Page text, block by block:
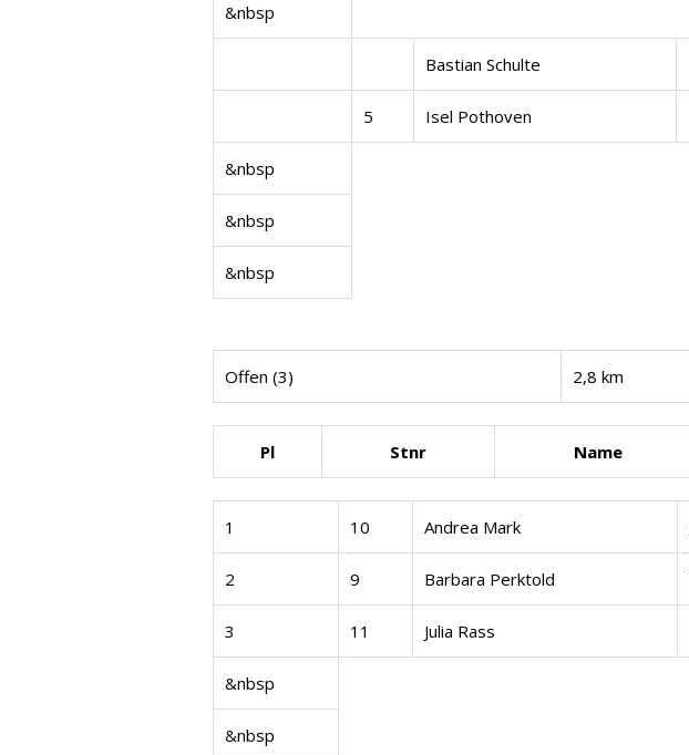
&nbsp
Bastian Schulte
5 Isel Pothoven
&nbsp
&nbsp
&nbsp
Offen (3) 2,8 km
Pl Stnr Name
1 10 Andrea Mark
2 9 Barbara Perktold
3 11 Julia Rass
&nbsp
&nbsp